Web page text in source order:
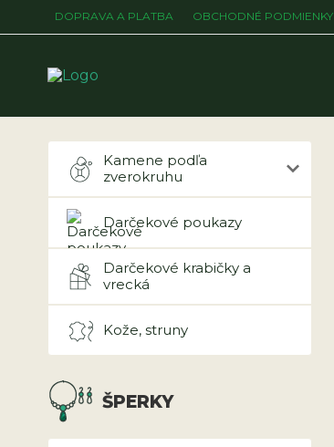
DOPRAVA A PLATBA OBCHODNÉ PODMIENKY
Kamene podľa
zverokruhu
Darčekové poukazy
Darčekové krabičky a
vrecká
Kože, struny
ŠPERKY